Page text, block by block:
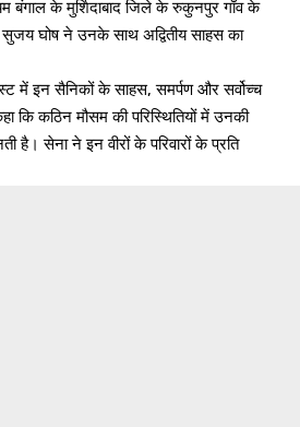
बंगाल के मुर्शिदाबाद जिले के रुकुनपुर गाँव के
घोष ने उनके साथ अद्वितीय साहस का
में इन सैनिकों के साहस, समर्पण और सर्वोच्च
कि कठिन मौसम की परिस्थितियों में उनकी
है। सेना ने इन वीरों के परिवारों के प्रति